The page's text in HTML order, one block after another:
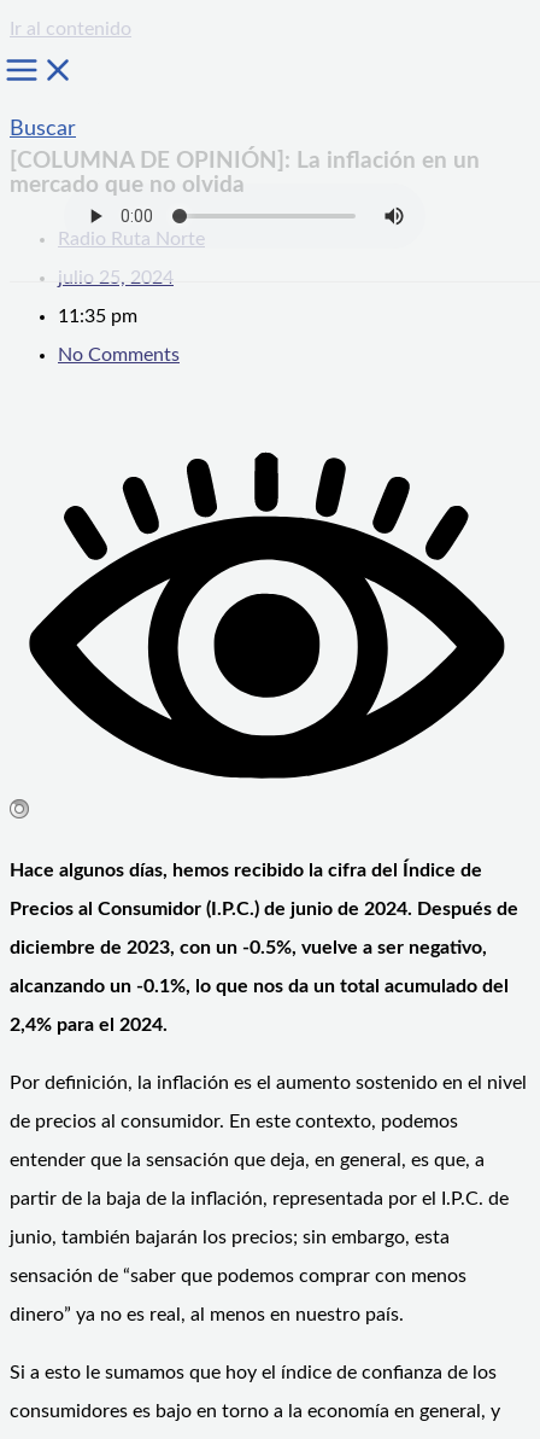
Ir al contenido
Buscar
[COLUMNA DE OPINIÓN]: La inflación en un
mercado que no olvida
Radio Ruta Norte
julio 25, 2024
11:35 pm
No Comments
Hace algunos días, hemos recibido la cifra del Índice de
Precios al Consumidor (I.P.C.) de junio de 2024. Después de
diciembre de 2023, con un -0.5%, vuelve a ser negativo,
alcanzando un -0.1%, lo que nos da un total acumulado del
2,4% para el 2024.
Por definición, la inflación es el aumento sostenido en el nivel
de precios al consumidor. En este contexto, podemos
entender que la sensación que deja, en general, es que, a
partir de la baja de la inflación, representada por el I.P.C. de
junio, también bajarán los precios; sin embargo, esta
sensación de “saber que podemos comprar con menos
dinero” ya no es real, al menos en nuestro país.
Si a esto le sumamos que hoy el índice de confianza de los
consumidores es bajo en torno a la economía en general, y